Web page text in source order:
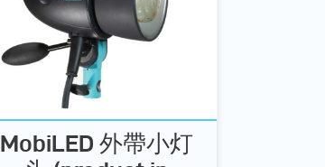
MobiLED 外帶小灯